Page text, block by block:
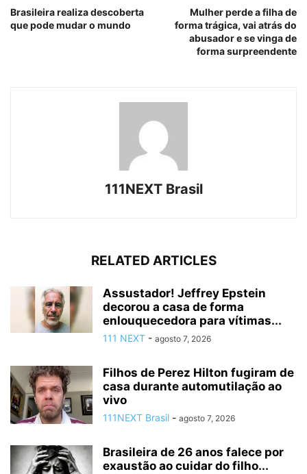
Brasileira realiza descoberta
que pode mudar o mundo
Mulher perde a filha de
forma trágica, vai atrás do
abusador e se vinga de
forma surpreendente
111NEXT Brasil
RELATED ARTICLES
Assustador! Jeffrey Epstein
decorou a casa de forma
enlouquecedora para vítimas...
111 NEXT - agosto 7, 2026
Filhos de Perez Hilton fugiram de
casa durante automutilação ao
vivo
111NEXT Brasil - agosto 7, 2026
Brasileira de 26 anos falece por
exaustão ao cuidar do filho...